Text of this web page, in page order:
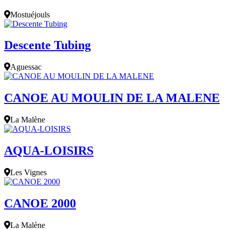
Mostuéjouls
Descente Tubing
Aguessac
CANOE AU MOULIN DE LA MALENE
La Malène
AQUA-LOISIRS
Les Vignes
CANOE 2000
La Malène